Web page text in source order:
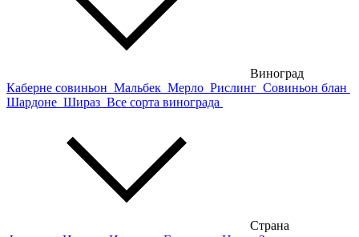
Виноград
Каберне совиньон Мальбек Мерло Рислинг Совиньон блан
Шардоне Шираз Все сорта винограда
Страна